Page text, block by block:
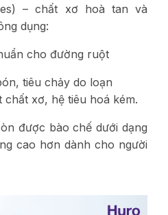
– chất xơ hoà tan và
dụng:
cho đường ruột
tiêu chảy do loạn
xơ, hệ tiêu hoá kém.
được bào chế dưới dạng
cao hơn dành cho người